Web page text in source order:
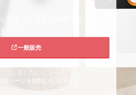
書籍・雑誌
業 チャレンジ
地域活性化
支援して頂き、無事に製
した。
一般販売
しました。
連ページを閲覧いただけます。